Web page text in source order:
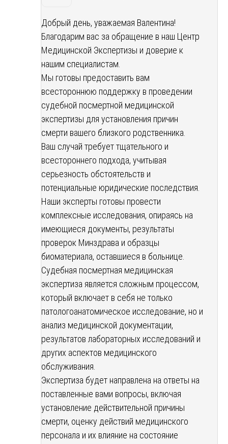
Добрый день, уважаемая Валентина!
Благодарим вас за обращение в наш Центр
Медицинской Экспертизы и доверие к
нашим специалистам.
Мы готовы предоставить вам
всестороннюю поддержку в проведении
судебной посмертной медицинской
экспертизы для установления причин
смерти вашего близкого родственника.
Ваш случай требует тщательного и
всестороннего подхода, учитывая
серьезность обстоятельств и
потенциальные юридические последствия.
Наши эксперты готовы провести
комплексные исследования, опираясь на
имеющиеся документы, результаты
проверок Минздрава и образцы
биоматериала, оставшиеся в больнице.
Судебная посмертная медицинская
экспертиза является сложным процессом,
который включает в себя не только
патологоанатомическое исследование, но и
анализ медицинской документации,
результатов лабораторных исследований и
других аспектов медицинского
обслуживания.
Экспертиза будет направлена на ответы на
поставленные вами вопросы, включая
установление действительной причины
смерти, оценку действий медицинского
персонала и их влияние на состояние